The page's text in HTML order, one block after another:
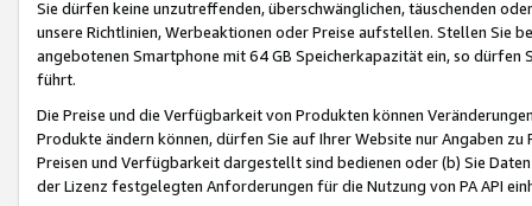
Sie dürfen keine unzutreffenden, überschwänglichen, täuschenden
unsere Richtlinien, Werbeaktionen oder Preise aufstellen. Stellen Sie
angebotenen Smartphone mit 64 GB Speicherkapazität ein, so dürfen
führt.
Die Preise und die Verfügbarkeit von Produkten können
Produkte ändern können, dürfen Sie auf Ihrer Website nur Angaben
Preisen und Verfügbarkeit dargestellt sind bedienen oder (b) Sie
der Lizenz festgelegten Anforderungen für die Nutzung von PA API